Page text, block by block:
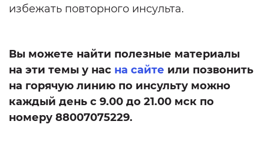
избежать повторного инсульта.
Вы можете найти полезные материалы
на эти темы у нас на сайте или позвонить
на горячую линию по инсульту можно
каждый день с 9.00 до 21.00 мск по
номеру 88007075229.